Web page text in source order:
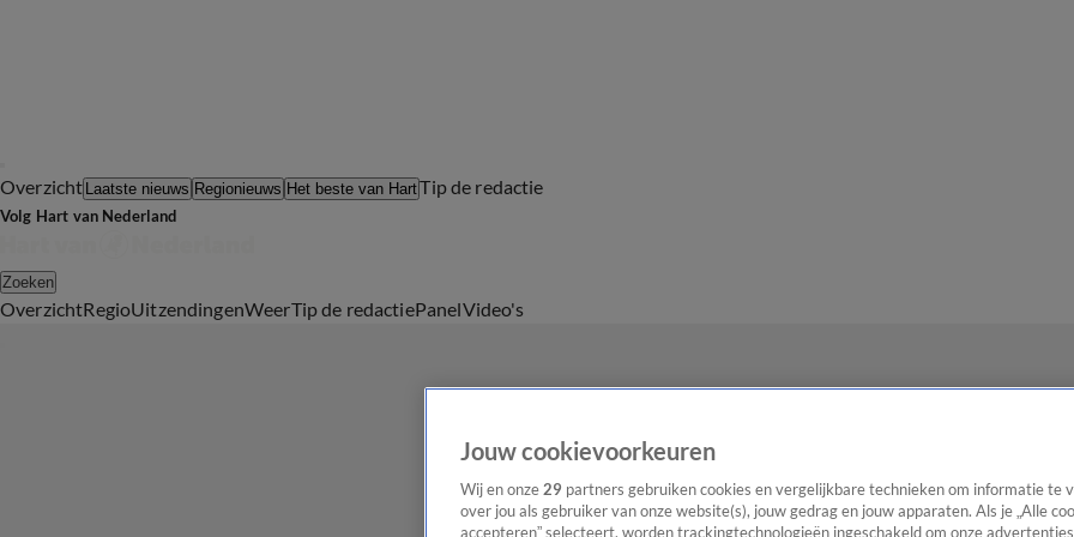
Overzicht Laatste nieuws Regionieuws Het beste van HartTip de redactie
Volg Hart van Nederland
Zoeken
OverzichtRegioUitzendingenWeerTip de redactiePanelVideo's
Jouw cookievoorkeuren
Wij en onze 29 partners gebruiken cookies en vergelijkbare technieken om informatie te
over jou als gebruiker van onze website(s), jouw gedrag en jouw apparaten. Als je „Alle
accepteren” selecteert, worden trackingtechnologieën ingeschakeld om onze